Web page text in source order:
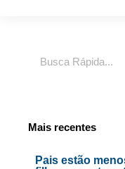
Mais recentes
Pais estão